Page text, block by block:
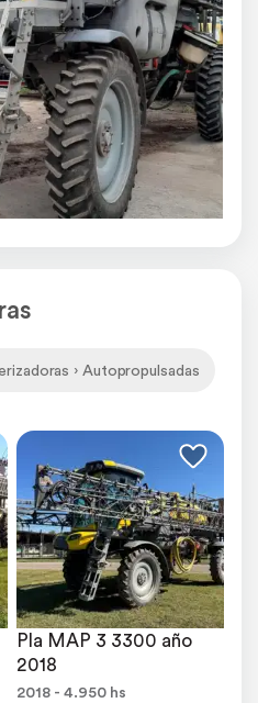
› Autopropulsadas
Pla MAP 3 3300 año
2018
2018 - 4.950 hs